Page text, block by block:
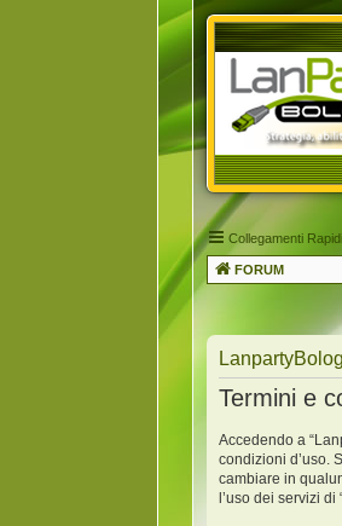
Collegamenti Rapidi
FORUM
Termini e
Accedendo a
condizioni d’uso.
cambiare in
l’uso dei servizi di